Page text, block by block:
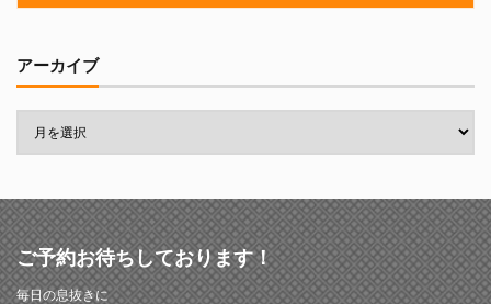
アーカイブ
ご予約お待ちしております！
毎日の息抜きに